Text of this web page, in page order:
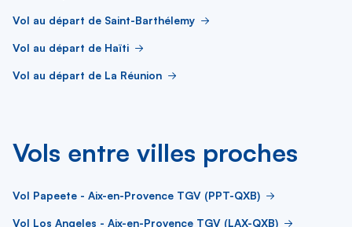
Vol au départ de Saint-Barthélemy
Vol au départ de Haïti
Vol au départ de La Réunion
Vols entre villes proches
Vol Papeete - Aix-en-Provence TGV (PPT-QXB)
Vol Los Angeles - Aix-en-Provence TGV (LAX-QXB)